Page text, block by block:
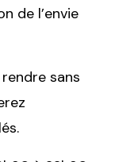
de l’envie
sans